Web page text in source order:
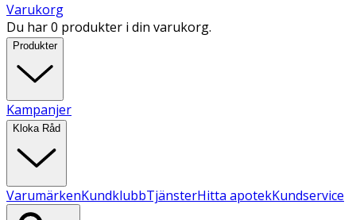
Varukorg
Du har 0 produkter i din varukorg.
Produkter
Kampanjer
Kloka Råd
VarumärkenKundklubbTjänsterHitta apotekKundservice